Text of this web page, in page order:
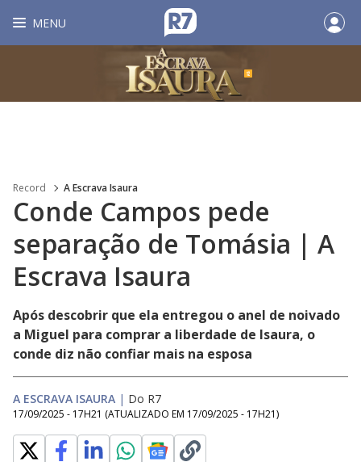
MENU
Record A Escrava Isaura
Conde Campos pede
separação de Tomásia | A
Escrava Isaura
Após descobrir que ela entregou o anel de noivado
a Miguel para comprar a liberdade de Isaura, o
conde diz não confiar mais na esposa
A ESCRAVA ISAURA | Do R7
17/09/2025 - 17H21 (ATUALIZADO EM 17/09/2025 - 17H21)